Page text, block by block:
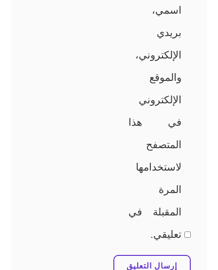
اسمي،
بريدي
الإلكتروني،
والموقع
الإلكتروني
في هذا
المتصفح
لاستخدامها
المرة
المقبلة في
تعليقي.